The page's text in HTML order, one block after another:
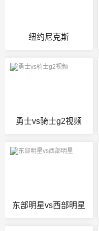
纽约尼克斯
勇士vs骑士g2视频
东部明星vs西部明星